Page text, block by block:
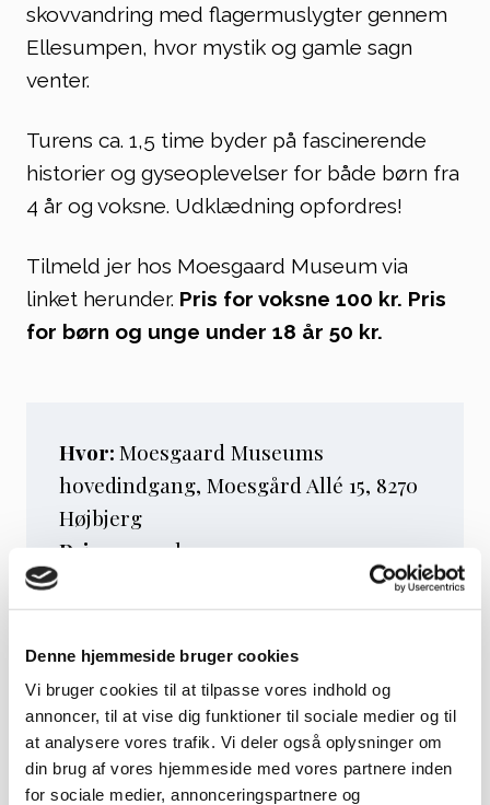
Denne hjemmeside bruger cookies
Vi bruger cookies til at tilpasse vores indhold og
annoncer, til at vise dig funktioner til sociale medier og til
at analysere vores trafik. Vi deler også oplysninger om
din brug af vores hjemmeside med vores partnere inden
for sociale medier, annonceringspartnere og
skovvandring med flagermuslygter gennem
Ellesumpen, hvor mystik og gamle sagn
venter.
Turens ca. 1,5 time byder på fascinerende
historier og gyseoplevelser for både børn fra
4 år og voksne. Udklædning opfordres!
Tilmeld jer hos Moesgaard Museum via
linket herunder. Pris for voksne 100 kr. Pris
for børn og unge under 18 år 50 kr.
Hvor:Moesgaard Museums
hovedindgang, Moesgård Allé 15, 8270
Højbjerg
Pris:100,00kr.
Tilmelding
Tilmelding skal ske hosMoesgaard
Museum.